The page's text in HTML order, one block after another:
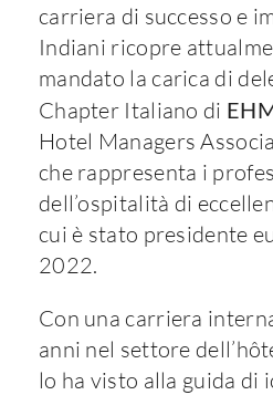
carriera di successo e
Indiani ricopre
mandato la carica di
Chapter Italiano di
Hotel Managers
che rappresenta i
dell’ospitalità di
cui è stato presidente
2022.
Con una carriera
anni nel settore
lo ha visto alla guida di